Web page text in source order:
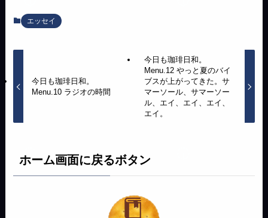
エッセイ
今日も珈琲日和。
Menu.10 ラジオの時間
今日も珈琲日和。
Menu.12 やっと夏のバイ
ブスが上がってきた。サ
マーソール、サマーソー
ル、エイ、エイ、エイ、
エイ。
ホーム画面に戻るボタン